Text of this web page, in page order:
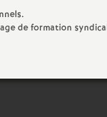
n
de formation